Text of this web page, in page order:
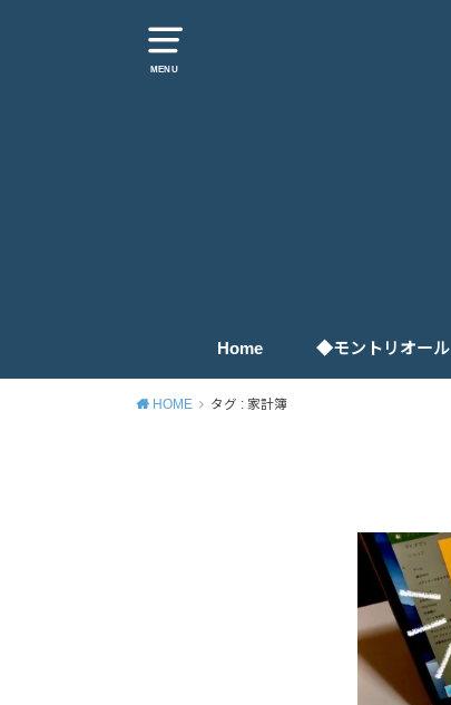
MENU
Home ◆モントリオール
HOME タグ : 家計簿